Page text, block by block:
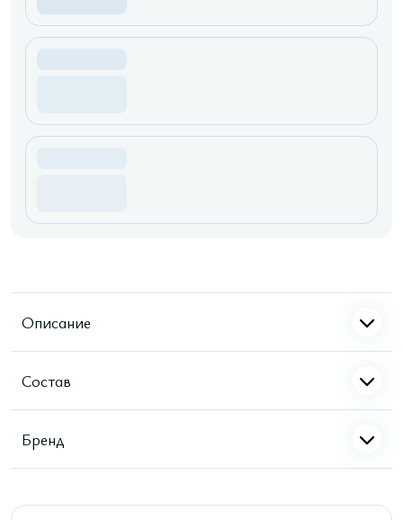
Описание
Состав
Бренд